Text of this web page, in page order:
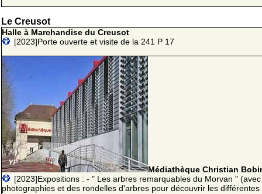
Le Creusot
Halle à Marchandise du Creusot
[2023]Porte ouverte et visite de la 241 P 17
Médiathèque Christian
[2023]Expositions : - " Les arbres remarquables du Morvan "
photographies et des rondelles d'arbres pour découvrir les différentes